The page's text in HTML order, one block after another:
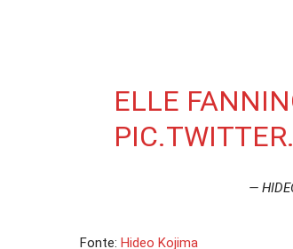
ELLE
—
Fonte: Hideo Kojima